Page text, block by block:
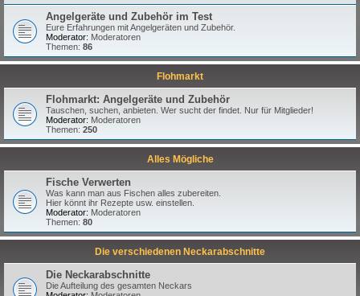
Angelgeräte und Zubehör im Test
Eure Erfahrungen mit Angelgeräten und Zubehör.
Moderator: Moderatoren
Themen: 86
Flohmarkt
Flohmarkt: Angelgeräte und Zubehör
Tauschen, suchen, anbieten. Wer sucht der findet. Nur für Mitglieder!
Moderator: Moderatoren
Themen: 250
Alles Mögliche
Fische Verwerten
Was kann man aus Fischen alles zubereiten.
Hier könnt ihr Rezepte usw. einstellen.
Moderator: Moderatoren
Themen: 80
Die verschiedenen Neckarabschnitte
Die Neckarabschnitte
Die Aufteilung des gesamten Neckars